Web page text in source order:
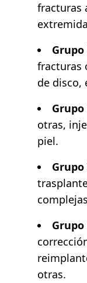
fracturas
Grupo
fracturas
de disco,
Grupo
otras,
piel.
Grupo
Grupo
otras.